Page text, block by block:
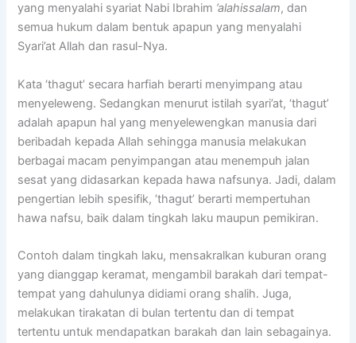
yang menyalahi syariat Nabi Ibrahim ’alahissalam, dan
semua hukum dalam bentuk apapun yang menyalahi
Syari’at Allah dan rasul-Nya.
Kata ‘thagut’ secara harfiah berarti menyimpang atau
menyeleweng. Sedangkan menurut istilah syari’at, ‘thagut’
adalah apapun hal yang menyelewengkan manusia dari
beribadah kepada Allah sehingga manusia melakukan
berbagai macam penyimpangan atau menempuh jalan
sesat yang didasarkan kepada hawa nafsunya. Jadi, dalam
pengertian lebih spesifik, ‘thagut’ berarti mempertuhan
hawa nafsu, baik dalam tingkah laku maupun pemikiran.
Contoh dalam tingkah laku, mensakralkan kuburan orang
yang dianggap keramat, mengambil barakah dari tempat-
tempat yang dahulunya didiami orang shalih. Juga,
melakukan tirakatan di bulan tertentu dan di tempat
tertentu untuk mendapatkan barakah dan lain sebagainya.